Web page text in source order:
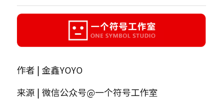
作者 | 金鑫YOYO
来源 | 微信公众号@一个符号工作室